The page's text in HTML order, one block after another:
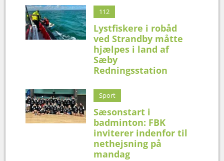
112
Lystfiskere i robåd
ved Strandby måtte
hjælpes i land af
Sæby
Redningsstation
Sport
Sæsonstart i
badminton: FBK
inviterer indenfor til
nethejsning på
mandag